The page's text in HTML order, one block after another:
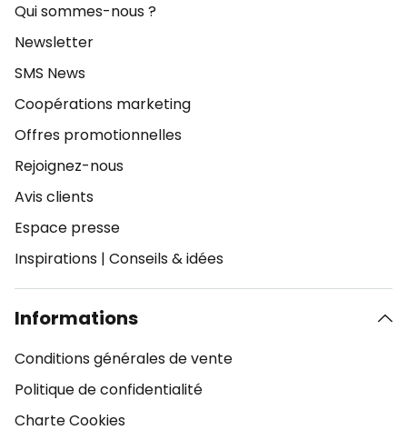
Qui sommes-nous ?
Newsletter
SMS News
Coopérations marketing
Offres promotionnelles
Rejoignez-nous
Avis clients
Espace presse
Inspirations | Conseils & idées
Informations
Conditions générales de vente
Politique de confidentialité
Charte Cookies